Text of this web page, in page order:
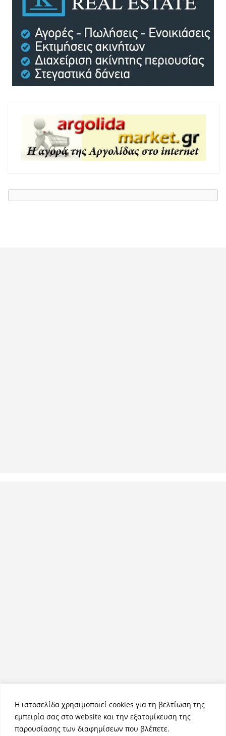
Η ιστοσελίδα χρησιμοποιεί cookies για τη βελτίωση της
εμπειρία σας στο website και την εξατομίκευση της
παρουσίασης των διαφημίσεων που βλέπετε.